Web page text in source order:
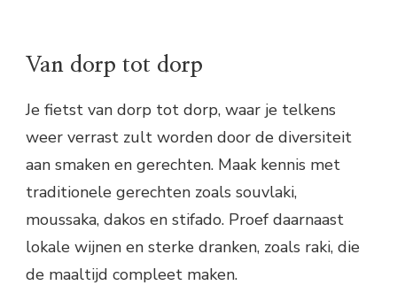
Van dorp tot dorp
Je fietst van dorp tot dorp, waar je telkens
weer verrast zult worden door de diversiteit
aan smaken en gerechten. Maak kennis met
traditionele gerechten zoals souvlaki,
moussaka, dakos en stifado. Proef daarnaast
lokale wijnen en sterke dranken, zoals raki, die
de maaltijd compleet maken.